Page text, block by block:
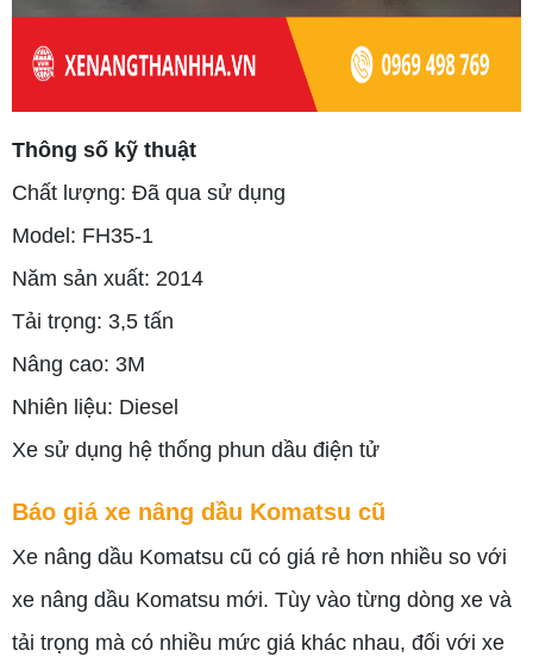
Thông số kỹ thuật
Chất lượng: Đã qua sử dụng
Model: FH35-1
Năm sản xuất: 2014
Tải trọng: 3,5 tấn
Nâng cao: 3M
Nhiên liệu: Diesel
Xe sử dụng hệ thống phun dầu điện tử
Báo giá xe nâng dầu Komatsu cũ
Xe nâng dầu Komatsu cũ có giá rẻ hơn nhiều so với
xe nâng dầu Komatsu mới. Tùy vào từng dòng xe và
tải trọng mà có nhiều mức giá khác nhau, đối với xe